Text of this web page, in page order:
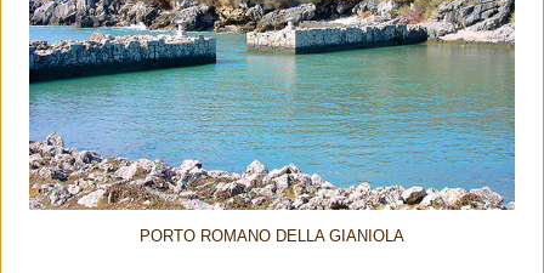
PORTO ROMANO DELLA GIANIOLA